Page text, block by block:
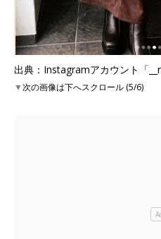
出典：Instagramアカウント「
▼次の画像は下へスクロール (5/6)